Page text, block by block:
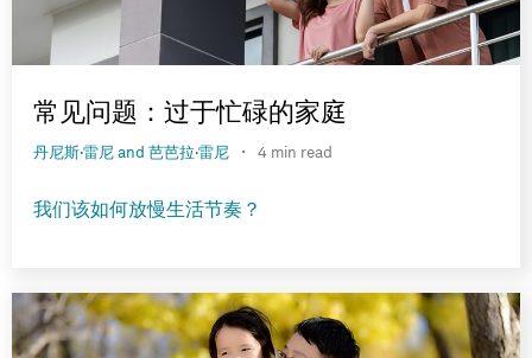
常见问题：过于忙碌的家庭
丹尼斯·雷尼 and 芭芭拉·雷尼 · 4 min read
我们该如何放慢生活节奏？